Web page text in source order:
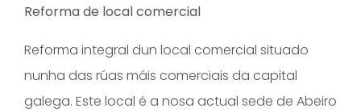
Reforma de local comercial
Reforma integral dun local comercial situado
nunha das rúas máis comerciais da capital
galega. Este local é a nosa actual sede de Abeiro